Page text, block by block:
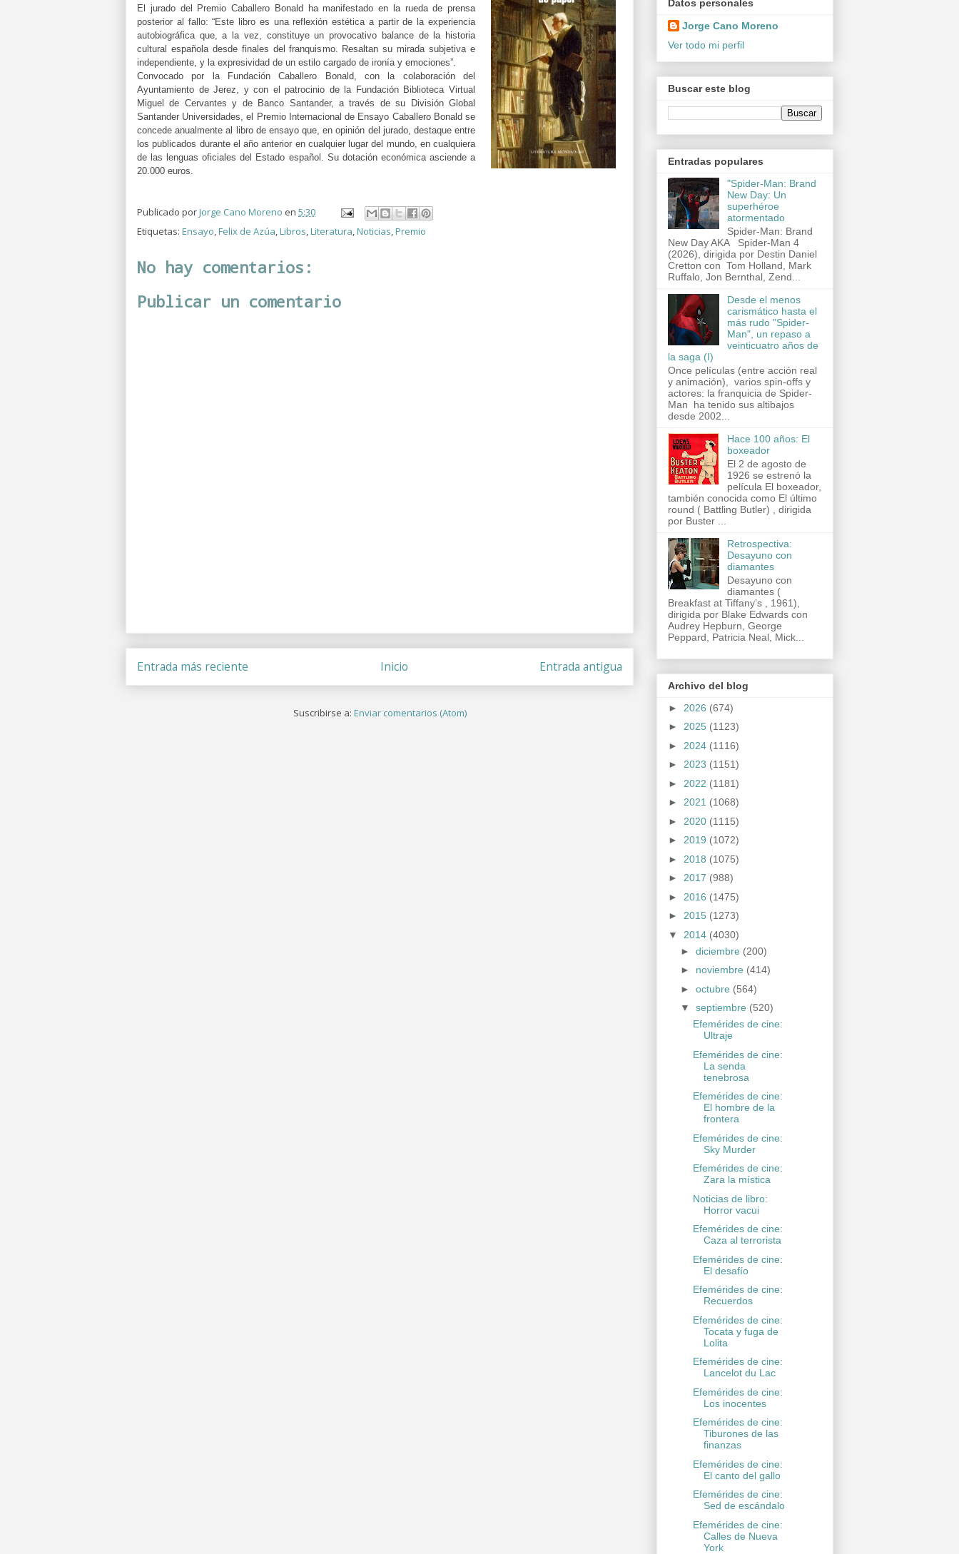
El jurado del Premio Caballero Bonald ha manifestado en la rueda de prensa
posterior al fallo: “Este libro es una reflexión estética a partir de la experiencia
autobiográfica que, a la vez, constituye un provocativo balance de la historia
cultural española desde finales del franquismo. Resaltan su mirada subjetiva e
independiente, y la expresividad de un estilo cargado de ironía y emociones”.
Convocado por la Fundación Caballero Bonald, con la colaboración del
Ayuntamiento de Jerez, y con el patrocinio de la Fundación Biblioteca Virtual
Miguel de Cervantes y de Banco Santander, a través de su División Global
Santander Universidades, el Premio Internacional de Ensayo Caballero Bonald se
concede anualmente al libro de ensayo que, en opinión del jurado, destaque entre
los publicados durante el año anterior en cualquier lugar del mundo, en cualquiera
de las lenguas oficiales del Estado español. Su dotación económica asciende a
20.000 euros.
Publicado porJorge Cano Moreno en 5:30
Etiquetas: Ensayo,Felix de Azúa,Libros,Literatura,Noticias,Premio
No hay comentarios:
Publicar un comentario
Entrada más reciente Entrada antigua
Inicio
Suscribirse a: Enviar comentarios (Atom)
Datos personales
Jorge Cano Moreno
Ver todo mi perfil
Buscar este blog
Entradas populares
"Spider-Man: Brand
New Day: Un
superhéroe
atormentado
Spider-Man: Brand
New Day AKA Spider-Man 4
(2026), dirigida por Destin Daniel
Cretton con Tom Holland, Mark
Ruffalo, Jon Bernthal, Zend...
Desde el menos
carismático hasta el
más rudo "Spider-
Man", un repaso a
veinticuatro años de
la saga (I)
Once películas (entre acción real
y animación), varios spin-offs y
actores: la franquicia de Spider-
Man ha tenido sus altibajos
desde 2002...
Hace 100 años: El
boxeador
El 2 de agosto de
1926 se estrenó la
película El boxeador,
también conocida como El último
round ( Battling Butler) , dirigida
por Buster ...
Retrospectiva:
Desayuno con
diamantes
Desayuno con
diamantes (
Breakfast at Tiffany’s , 1961),
dirigida por Blake Edwards con
Audrey Hepburn, George
Peppard, Patricia Neal, Mick...
Archivo del blog
► 2026 (674)
► 2025 (1123)
► 2024 (1116)
► 2023 (1151)
► 2022 (1181)
► 2021 (1068)
► 2020 (1115)
► 2019 (1072)
► 2018 (1075)
► 2017 (988)
► 2016 (1475)
► 2015 (1273)
▼ 2014 (4030)
► diciembre (200)
► noviembre (414)
► octubre (564)
▼ septiembre (520)
Efemérides de cine:
Ultraje
Efemérides de cine:
La senda
tenebrosa
Efemérides de cine:
El hombre de la
frontera
Efemérides de cine:
Sky Murder
Efemérides de cine:
Zara la mística
Noticias de libro:
Horror vacui
Efemérides de cine:
Caza al terrorista
Efemérides de cine:
El desafío
Efemérides de cine:
Recuerdos
Efemérides de cine:
Tocata y fuga de
Lolita
Efemérides de cine:
Lancelot du Lac
Efemérides de cine:
Los inocentes
Efemérides de cine:
Tiburones de las
finanzas
Efemérides de cine:
El canto del gallo
Efemérides de cine:
Sed de escándalo
Efemérides de cine:
Calles de Nueva
York